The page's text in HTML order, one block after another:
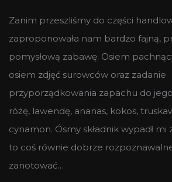
Zanim przeszliśmy do części
zaproponowała nam bardzo fajną,
pomysłową zabawę. Osiem
osiem zdjęć surowców oraz zadanie
przyporządkowania zapachu do
różę, lawendę, ananas, kokos,
cynamon. Ósmy składnik wypadł mi
to coś równie dobrze
zanotować…